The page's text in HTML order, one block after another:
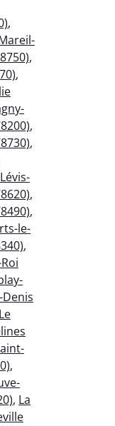
,
,
,
,
,
Lévis-
,
,
le-
,
Le
,
, La